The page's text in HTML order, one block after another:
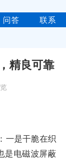
问答 联系
精良可靠
一是干脆在织
是电磁波屏蔽